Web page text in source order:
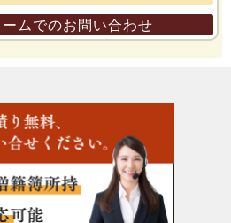
ームでのお問い合わせ